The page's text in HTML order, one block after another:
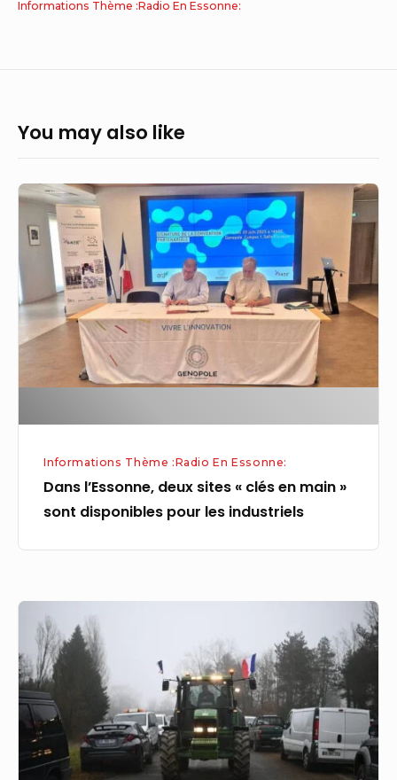
Informations Thème :Radio En Essonne:
You may also like
Dans
l’Essonne,
deux
sites
«
clés
en
pour
industriels
Informations Thème :Radio En Essonne:
Dans l’Essonne, deux sites « clés en main »
sont disponibles pour les industriels
DIRECT
–
Le
« siège »
de
Paris